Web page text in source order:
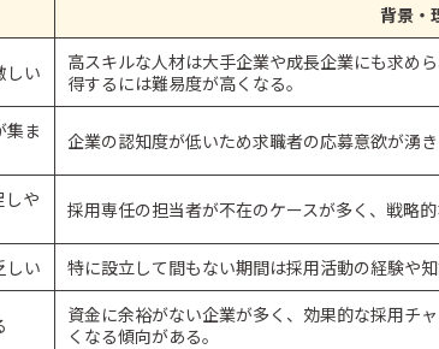
ンチャー企業における採用媒体の選び方
チャー企業の採用に強い媒体
ている
媒体を選ぶことが成功のカギ
背景・
しい
高スキルな人材は大手企業や成長企業にも求め
得するには難易度が高くなる。
集ま
企業の認知度が低いため求職者の応募意欲が湧
しや
採用専任の担当者が不在のケースが多く、戦略
しい 特に設立して間もない期間は採用活動の経験や知
資金に余裕がない企業が多く、効果的な採用チ
くなる傾向がある。